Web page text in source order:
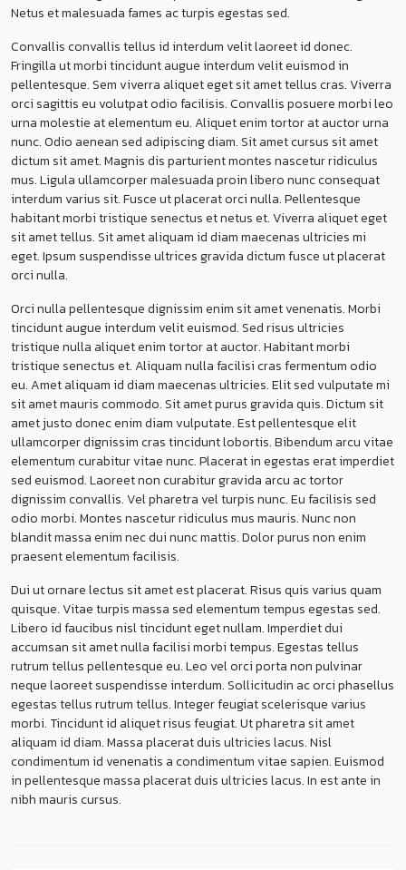
Netus et malesuada fames ac turpis egestas sed.
Convallis convallis tellus id interdum velit laoreet id donec.
Fringilla ut morbi tincidunt augue interdum velit euismod in
pellentesque. Sem viverra aliquet eget sit amet tellus cras. Viverra
orci sagittis eu volutpat odio facilisis. Convallis posuere morbi leo
urna molestie at elementum eu. Aliquet enim tortor at auctor urna
nunc. Odio aenean sed adipiscing diam. Sit amet cursus sit amet
dictum sit amet. Magnis dis parturient montes nascetur ridiculus
mus. Ligula ullamcorper malesuada proin libero nunc consequat
interdum varius sit. Fusce ut placerat orci nulla. Pellentesque
habitant morbi tristique senectus et netus et. Viverra aliquet eget
sit amet tellus. Sit amet aliquam id diam maecenas ultricies mi
eget. Ipsum suspendisse ultrices gravida dictum fusce ut placerat
orci nulla.
Orci nulla pellentesque dignissim enim sit amet venenatis. Morbi
tincidunt augue interdum velit euismod. Sed risus ultricies
tristique nulla aliquet enim tortor at auctor. Habitant morbi
tristique senectus et. Aliquam nulla facilisi cras fermentum odio
eu. Amet aliquam id diam maecenas ultricies. Elit sed vulputate mi
sit amet mauris commodo. Sit amet purus gravida quis. Dictum sit
amet justo donec enim diam vulputate. Est pellentesque elit
ullamcorper dignissim cras tincidunt lobortis. Bibendum arcu vitae
elementum curabitur vitae nunc. Placerat in egestas erat imperdiet
sed euismod. Laoreet non curabitur gravida arcu ac tortor
dignissim convallis. Vel pharetra vel turpis nunc. Eu facilisis sed
odio morbi. Montes nascetur ridiculus mus mauris. Nunc non
blandit massa enim nec dui nunc mattis. Dolor purus non enim
praesent elementum facilisis.
Dui ut ornare lectus sit amet est placerat. Risus quis varius quam
quisque. Vitae turpis massa sed elementum tempus egestas sed.
Libero id faucibus nisl tincidunt eget nullam. Imperdiet dui
accumsan sit amet nulla facilisi morbi tempus. Egestas tellus
rutrum tellus pellentesque eu. Leo vel orci porta non pulvinar
neque laoreet suspendisse interdum. Sollicitudin ac orci phasellus
egestas tellus rutrum tellus. Integer feugiat scelerisque varius
morbi. Tincidunt id aliquet risus feugiat. Ut pharetra sit amet
aliquam id diam. Massa placerat duis ultricies lacus. Nisl
condimentum id venenatis a condimentum vitae sapien. Euismod
in pellentesque massa placerat duis ultricies lacus. In est ante in
nibh mauris cursus.